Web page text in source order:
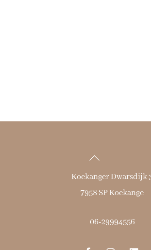
Back
To
Top
Koekanger Dwarsdijk
7958 SP Koekange
06-29994556